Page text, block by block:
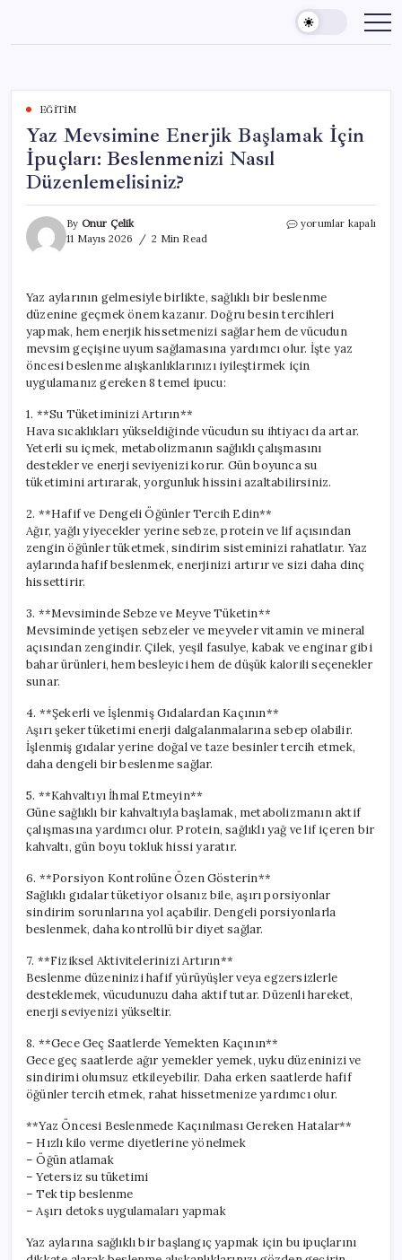
content
EĞITIM
Yaz Mevsimine Enerjik Başlamak İçin
İpuçları: Beslenmenizi Nasıl
Düzenlemelisiniz?
By Onur Çelik
11 Mayıs 2026
2 Min Read
Yaz
İpuçları:
Beslenmenizi
Nasıl
Düzenlemelisiniz?
için
yorumlar kapalı
Yaz aylarının gelmesiyle birlikte, sağlıklı bir beslenme
düzenine geçmek önem kazanır. Doğru besin tercihleri
yapmak, hem enerjik hissetmenizi sağlar hem de vücudun
mevsim geçişine uyum sağlamasına yardımcı olur. İşte yaz
öncesi beslenme alışkanlıklarınızı iyileştirmek için
uygulamanız gereken 8 temel ipucu:
1. **Su Tüketiminizi Artırın**
Hava sıcaklıkları yükseldiğinde vücudun su ihtiyacı da artar.
Yeterli su içmek, metabolizmanın sağlıklı çalışmasını
destekler ve enerji seviyenizi korur. Gün boyunca su
tüketimini artırarak, yorgunluk hissini azaltabilirsiniz.
2. **Hafif ve Dengeli Öğünler Tercih Edin**
Ağır, yağlı yiyecekler yerine sebze, protein ve lif açısından
zengin öğünler tüketmek, sindirim sisteminizi rahatlatır. Yaz
aylarında hafif beslenmek, enerjinizi artırır ve sizi daha dinç
hissettirir.
3. **Mevsiminde Sebze ve Meyve Tüketin**
Mevsiminde yetişen sebzeler ve meyveler vitamin ve mineral
açısından zengindir. Çilek, yeşil fasulye, kabak ve enginar gibi
bahar ürünleri, hem besleyici hem de düşük kalorili seçenekler
sunar.
4. **Şekerli ve İşlenmiş Gıdalardan Kaçının**
Aşırı şeker tüketimi enerji dalgalanmalarına sebep olabilir.
İşlenmiş gıdalar yerine doğal ve taze besinler tercih etmek,
daha dengeli bir beslenme sağlar.
5. **Kahvaltıyı İhmal Etmeyin**
Güne sağlıklı bir kahvaltıyla başlamak, metabolizmanın aktif
çalışmasına yardımcı olur. Protein, sağlıklı yağ ve lif içeren bir
kahvaltı, gün boyu tokluk hissi yaratır.
6. **Porsiyon Kontrolüne Özen Gösterin**
Sağlıklı gıdalar tüketiyor olsanız bile, aşırı porsiyonlar
sindirim sorunlarına yol açabilir. Dengeli porsiyonlarla
beslenmek, daha kontrollü bir diyet sağlar.
7. **Fiziksel Aktivitelerinizi Artırın**
Beslenme düzeninizi hafif yürüyüşler veya egzersizlerle
desteklemek, vücudunuzu daha aktif tutar. Düzenli hareket,
enerji seviyenizi yükseltir.
8. **Gece Geç Saatlerde Yemekten Kaçının**
Gece geç saatlerde ağır yemekler yemek, uyku düzeninizi ve
sindirimi olumsuz etkileyebilir. Daha erken saatlerde hafif
öğünler tercih etmek, rahat hissetmenize yardımcı olur.
**Yaz Öncesi Beslenmede Kaçınılması Gereken Hatalar**
– Hızlı kilo verme diyetlerine yönelmek
– Öğün atlamak
– Yetersiz su tüketimi
– Tek tip beslenme
– Aşırı detoks uygulamaları yapmak
Yaz aylarına sağlıklı bir başlangıç yapmak için bu ipuçlarını